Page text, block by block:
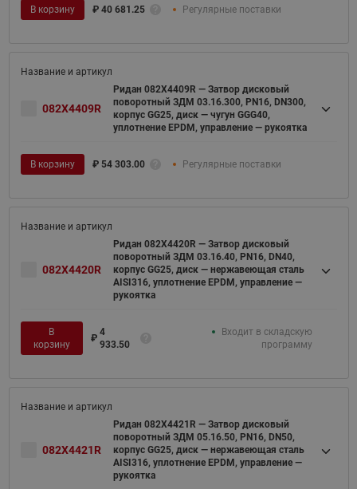
В корзину ₽ 40 681.25 Регулярные поставки
082X4409R
Ридан 082X4409R — Затвор дисковый
поворотный ЗДМ 03.16.300, PN16, DN300,
корпус GG25, диск — чугун GGG40,
уплотнение EPDM, управление — рукоятка
В корзину ₽ 54 303.00 Регулярные поставки
082X4420R
Ридан 082X4420R — Затвор дисковый
поворотный ЗДМ 03.16.40, PN16, DN40,
корпус GG25, диск — нержавеющая сталь
AISI316, уплотнение EPDM, управление —
рукоятка
В
корзину
₽
4
933.50
Входит в складскую
программу
082X4421R
Ридан 082X4421R — Затвор дисковый
поворотный ЗДМ 05.16.50, PN16, DN50,
корпус GG25, диск — нержавеющая сталь
AISI316, уплотнение EPDM, управление —
рукоятка